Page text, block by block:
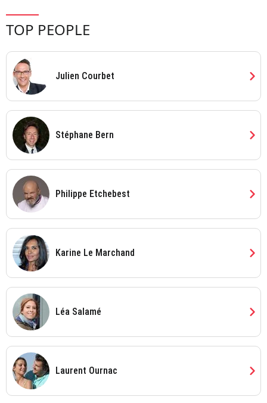
TOP PEOPLE
Julien Courbet chevron_right
Stéphane Bern chevron_right
Philippe Etchebest chevron_right
Karine Le Marchand chevron_right
Léa Salamé chevron_right
Laurent Ournac chevron_right